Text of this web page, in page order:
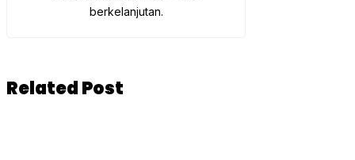
berkelanjutan.
Related Post